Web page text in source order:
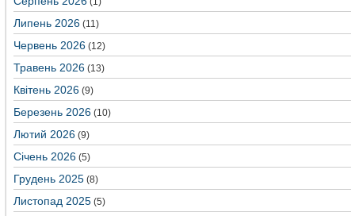
Липень 2026 (11)
Червень 2026 (12)
Травень 2026 (13)
Квітень 2026 (9)
Березень 2026 (10)
Лютий 2026 (9)
Січень 2026 (5)
Грудень 2025 (8)
Листопад 2025 (5)